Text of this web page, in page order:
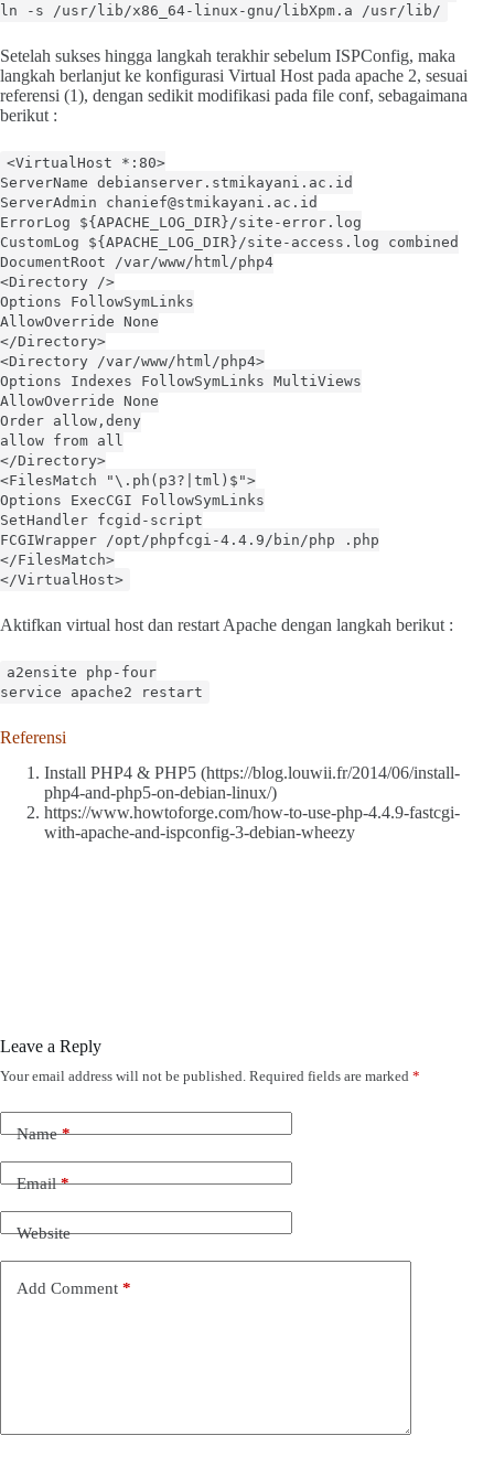
ln -s /usr/lib/x86_64-linux-gnu/libXpm.a /usr/lib/
Setelah sukses hingga langkah terakhir sebelum ISPConfig, maka
langkah berlanjut ke konfigurasi Virtual Host pada apache 2, sesuai
referensi (1), dengan sedikit modifikasi pada file conf, sebagaimana
berikut :
<VirtualHost *:80>
ServerName debianserver.stmikayani.ac.id
ServerAdmin chanief@stmikayani.ac.id
ErrorLog ${APACHE_LOG_DIR}/site-error.log
CustomLog ${APACHE_LOG_DIR}/site-access.log combined
DocumentRoot /var/www/html/php4
<Directory />
Options FollowSymLinks
AllowOverride None
</Directory>
<Directory /var/www/html/php4>
Options Indexes FollowSymLinks MultiViews
AllowOverride None
Order allow,deny
allow from all
</Directory>
<FilesMatch "\.ph(p3?|tml)$">
Options ExecCGI FollowSymLinks
SetHandler fcgid-script
FCGIWrapper /opt/phpfcgi-4.4.9/bin/php .php
</FilesMatch>
</VirtualHost>
Aktifkan virtual host dan restart Apache dengan langkah berikut :
a2ensite php-four
service apache2 restart
Referensi
Install PHP4 & PHP5 (https://blog.louwii.fr/2014/06/install-
php4-and-php5-on-debian-linux/)
https://www.howtoforge.com/how-to-use-php-4.4.9-fastcgi-
with-apache-and-ispconfig-3-debian-wheezy
Leave a Reply
Your email address will not be published. Required fields are marked *
Name*
Email*
Website
Add Comment *